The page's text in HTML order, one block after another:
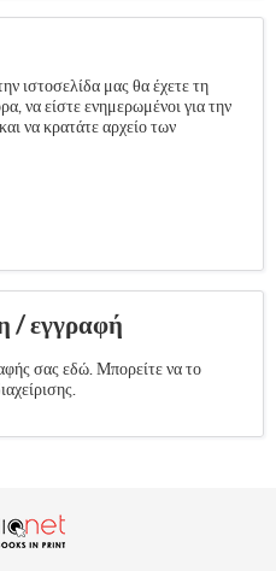
ιστοσελίδα μας θα έχετε τη
να είστε ενημερωμένοι για την
να κρατάτε αρχείο των
/ εγγραφή
σας εδώ. Μπορείτε να το